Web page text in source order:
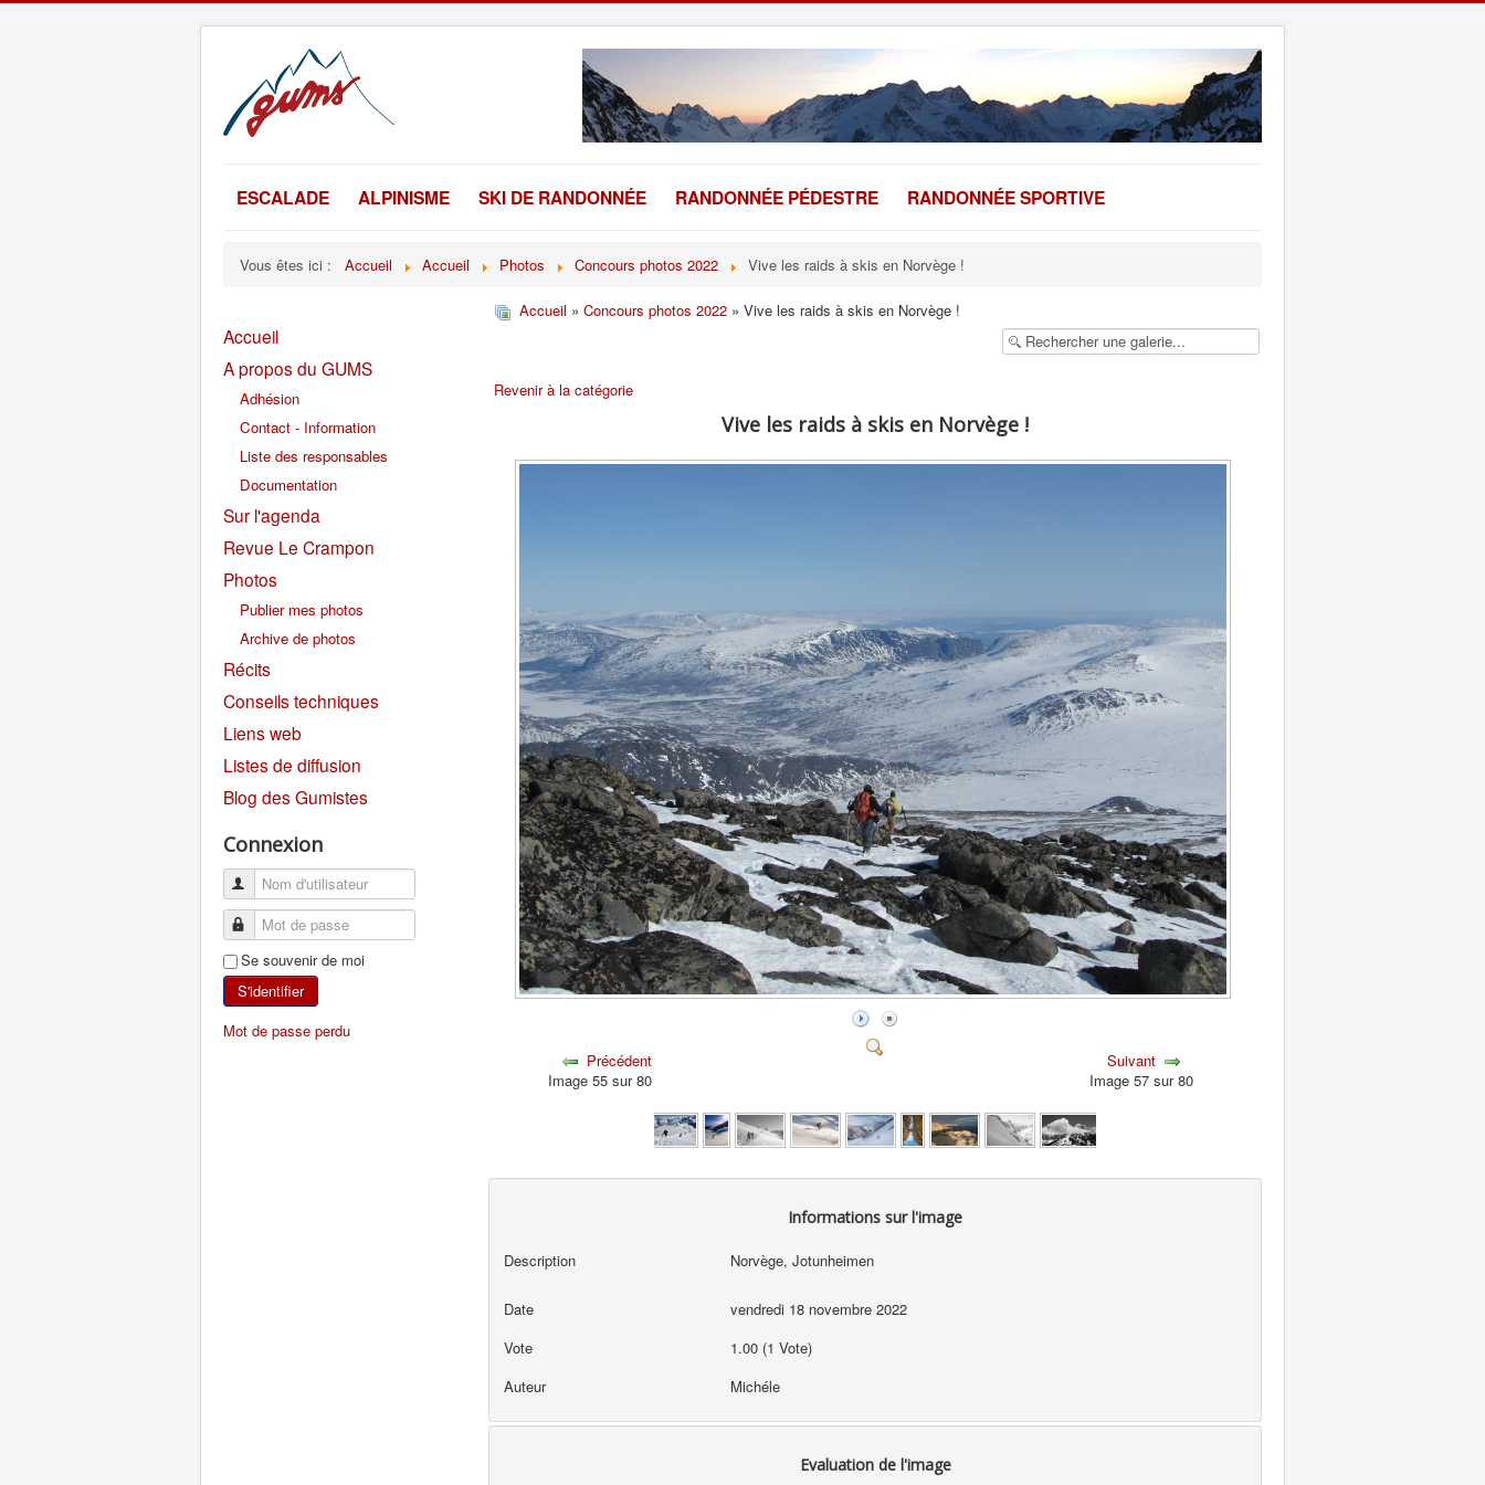
ESCALADE ALPINISME SKI DE RANDONNÉE RANDONNÉE PÉDESTRE RANDONNÉE SPORTIVE
Vous êtes ici : Accueil Accueil Photos Concours photos 2022 Vive les raids à skis en Norvège !
Accueil
A propos du GUMS
Adhésion
Contact - Information
Liste des responsables
Documentation
Sur l'agenda
Revue Le Crampon
Photos
Publier mes photos
Archive de photos
Récits
Conseils techniques
Liens web
Listes de diffusion
Blog des Gumistes
Connexion
Se souvenir de moi
S'identifier
Mot de passe perdu
Accueil » Concours photos 2022 » Vive les raids à skis en Norvège !
Revenir à la catégorie
Vive les raids à skis en Norvège !
Précédent
Image 55 sur 80
Suivant
Image 57 sur 80
Informations sur l'image
Description Norvège, Jotunheimen
Date
vendredi 18 novembre 2022
Vote
1.00 (1 Vote)
Auteur
Michéle
Evaluation de l'image